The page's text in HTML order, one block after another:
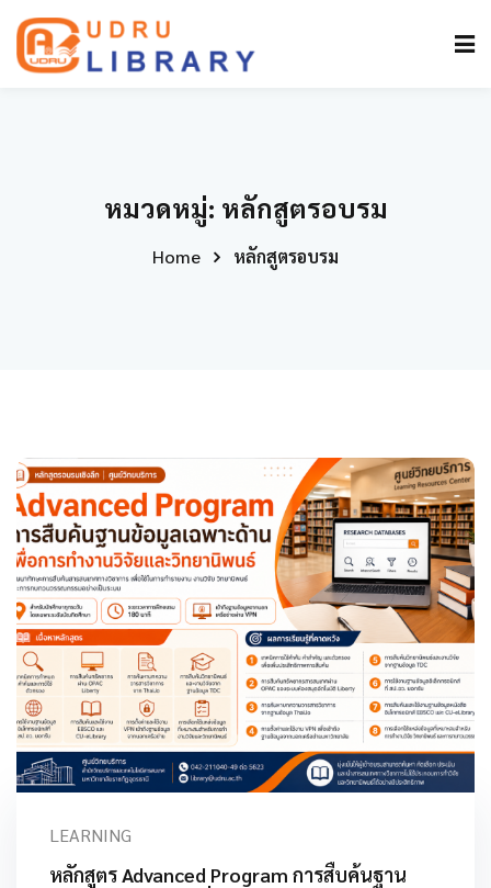
หมวดหมู่: หลักสูตรอบรม
Home หลักสูตรอบรม
LEARNING
หลักสูตร Advanced Program การสืบค้นฐาน